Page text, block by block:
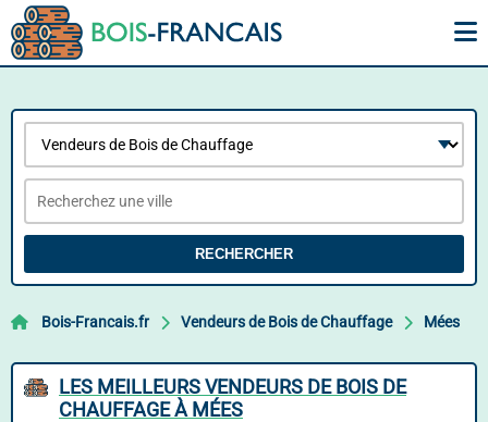
RECHERCHER
Bois-Francais.fr Vendeurs de Bois de Chauffage Mées
LES MEILLEURS VENDEURS DE BOIS DE
CHAUFFAGE À MÉES